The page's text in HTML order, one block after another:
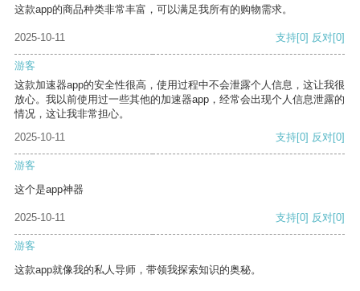
这款app的商品种类非常丰富，可以满足我所有的购物需求。
2025-10-11 支持[0] 反对[0]
游客
这款加速器app的安全性很高，使用过程中不会泄露个人信息，这让我很
放心。我以前使用过一些其他的加速器app，经常会出现个人信息泄露的
情况，这让我非常担心。
2025-10-11
支持[0] 反对[0]
游客
这个是app神器
2025-10-11 支持[0] 反对[0]
游客
这款app就像我的私人导师，带领我探索知识的奥秘。